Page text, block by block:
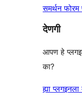
समर्थन फोरम
देणगी
आपण हे
का?
ह्या प्लगइनला